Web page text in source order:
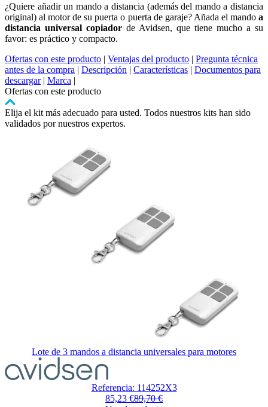
¿Quiere añadir un mando a distancia (además del mando a distancia
original) al motor de su puerta o puerta de garaje? Añada el mando a
distancia universal copiador de Avidsen, que tiene mucho a su
favor: es práctico y compacto.
Ofertas con este producto | Ventajas del producto | Pregunta técnica
antes de la compra | Descripción | Características | Documentos para
descargar | Marca |
Ofertas con este producto
Elija el kit más adecuado para usted. Todos nuestros kits han sido
validados por nuestros expertos.
Lote de 3 mandos a distancia universales para motores
depende
de
las
Referencia: 114252X3
85,23 €89,70 €